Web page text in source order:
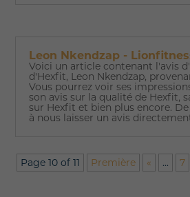
Leon Nkendzap -
Voici un article contenant l'avis
d'Hexfit, Leon Nkendzap,
Vous pourrez voir ses
son avis sur la qualité de Hexfit,
sur Hexfit et bien plus encore.
à nous laisser un avis
Page 10 of 11 Première « ... 7